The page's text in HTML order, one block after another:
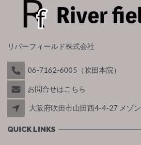
リバーフィールド株式会社
06-7162-6005（吹田本院）
お問合せはこちら
大阪府吹田市山田西4-4-27 メゾ
QUICK LINKS